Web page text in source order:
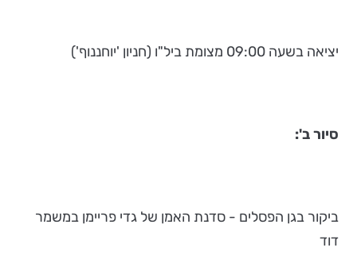
יציאה בשעה 09:00 מצומת ביל"ו (חניון 'יוחננוף')
סיור ב':
ביקור בגן הפסלים - סדנת האמן של גדי פריימן במשמר
דוד